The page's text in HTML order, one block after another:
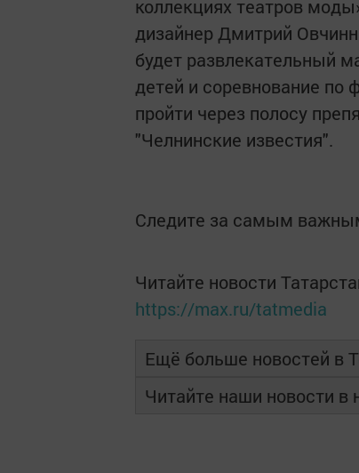
коллекциях театров
дизайнер Дмитрий
будет развлекательный
детей и соревнование по
пройти через полосу
"Челнинские известия".
Следите за самым
Читайте новости
https://max.ru/tatmedia
Ещё больше новостей в
Читайте наши новости